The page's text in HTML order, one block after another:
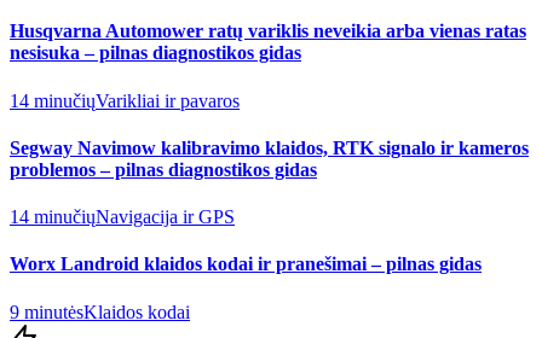
Husqvarna Automower ratų variklis neveikia arba vienas ratas
nesisuka – pilnas diagnostikos gidas
14 minučiųVarikliai ir pavaros
Segway Navimow kalibravimo klaidos, RTK signalo ir kameros
problemos – pilnas diagnostikos gidas
14 minučiųNavigacija ir GPS
Worx Landroid klaidos kodai ir pranešimai – pilnas gidas
9 minutėsKlaidos kodai